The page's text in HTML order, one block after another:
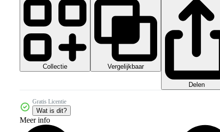
Collectie Vergelijkbaar
Delen
Gratis Licentie
Wat is dit?
Meer info